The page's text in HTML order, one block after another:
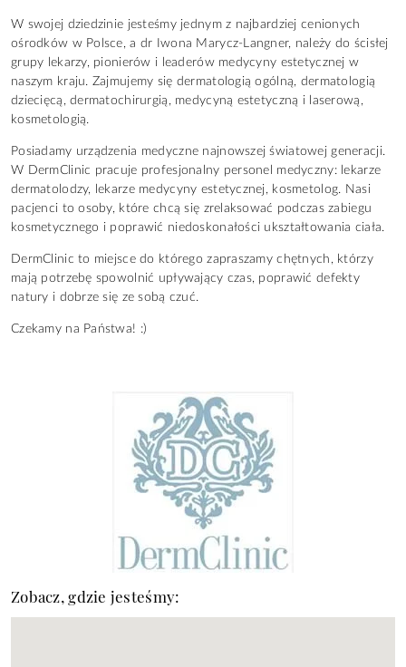
W swojej dziedzinie jesteśmy jednym z najbardziej cenionych
ośrodków w Polsce, a dr Iwona Marycz-Langner, należy do ścisłej
grupy lekarzy, pionierów i leaderów medycyny estetycznej w
naszym kraju. Zajmujemy się dermatologią ogólną, dermatologią
dziecięcą, dermatochirurgią, medycyną estetyczną i laserową,
kosmetologią.
Posiadamy urządzenia medyczne najnowszej światowej generacji.
W DermClinic pracuje profesjonalny personel medyczny: lekarze
dermatolodzy, lekarze medycyny estetycznej, kosmetolog. Nasi
pacjenci to osoby, które chcą się zrelaksować podczas zabiegu
kosmetycznego i poprawić niedoskonałości ukształtowania ciała.
DermClinic to miejsce do którego zapraszamy chętnych, którzy
mają potrzebę spowolnić upływający czas, poprawić defekty
natury i dobrze się ze sobą czuć.
Czekamy na Państwa! :)
Zobacz, gdzie jesteśmy: